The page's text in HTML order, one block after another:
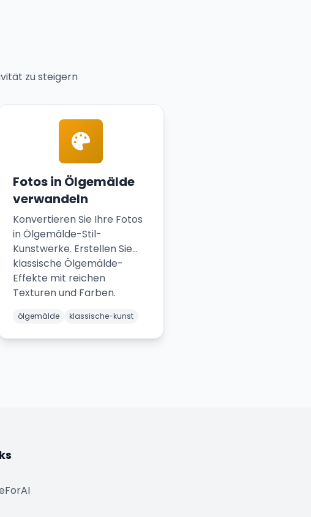
zu steigern
Fotos in Ölgemälde
verwandeln
Konvertieren Sie Ihre Fotos
in Ölgemälde-Stil-
Kunstwerke. Erstellen Sie
klassische Ölgemälde-
Effekte mit reichen
Texturen und Farben.
ölgemälde klassische-kunst